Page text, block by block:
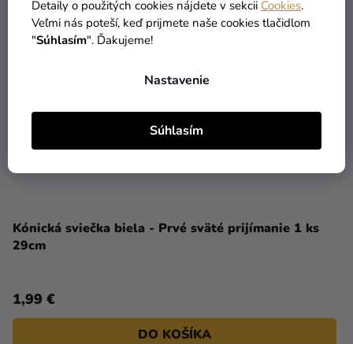
Detaily o použitých cookies nájdete v sekcii Cookies.
Veľmi nás poteší, keď prijmete naše cookies tlačidlom
"Súhlasím". Ďakujeme!
Nastavenie
Súhlasím
Kónická sviečka biela - Prvé sväté prijímanie 1 ks
29cm
1,99 €
DO KOŠÍKA